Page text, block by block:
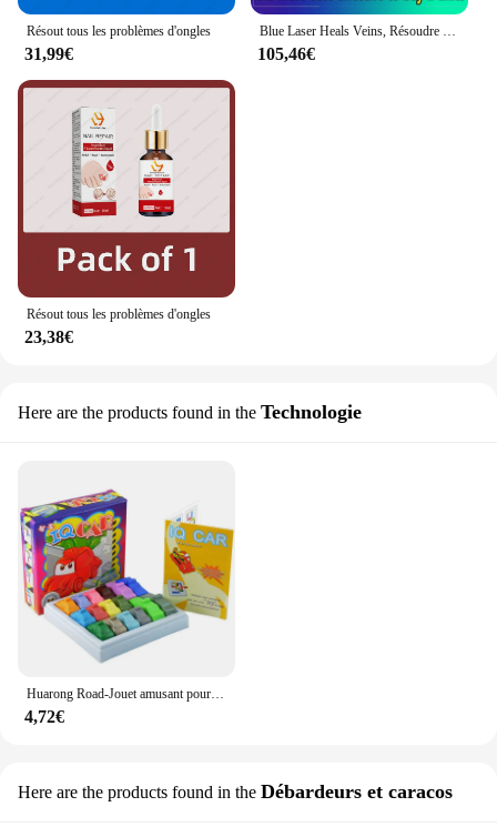
Résout tous les problèmes d'ongles
31,99€ 105,46€
Résout tous les problèmes d'ongles
23,38€
Here are the products found in the Technologie
Huarong Road-Jouet amusant pour enfants, défi de voiture, QI, problème intellectuel, jeu mis en œuvre, cadeaux pour enfants
4,72€
Here are the products found in the Débardeurs et caracos